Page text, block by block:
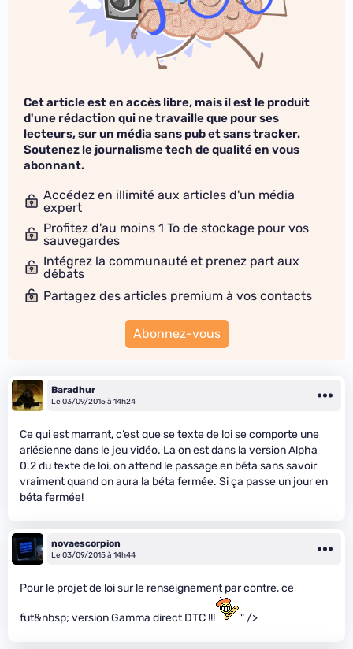
Cet article est en accès libre, mais il est le produit
d'une rédaction qui ne travaille que pour ses
lecteurs, sur un média sans pub et sans tracker.
Soutenez le journalisme tech de qualité en vous
abonnant.
Accédez en illimité aux articles d'un média
expert
Profitez d'au moins 1 To de stockage pour vos
sauvegardes
Intégrez la communauté et prenez part aux
débats
Partagez des articles premium à vos contacts
Abonnez-vous
Baradhur
Le 03/09/2015 à 14h24
Ce qui est marrant, c’est que se texte de loi se comporte une
arlésienne dans le jeu vidéo. La on est dans la version Alpha
0.2 du texte de loi, on attend le passage en béta sans savoir
vraiment quand on aura la béta fermée. Si ça passe un jour en
béta fermée!
novaescorpion
Le 03/09/2015 à 14h44
Pour le projet de loi sur le renseignement par contre, ce
fut&nbsp; version Gamma direct DTC !!! " />